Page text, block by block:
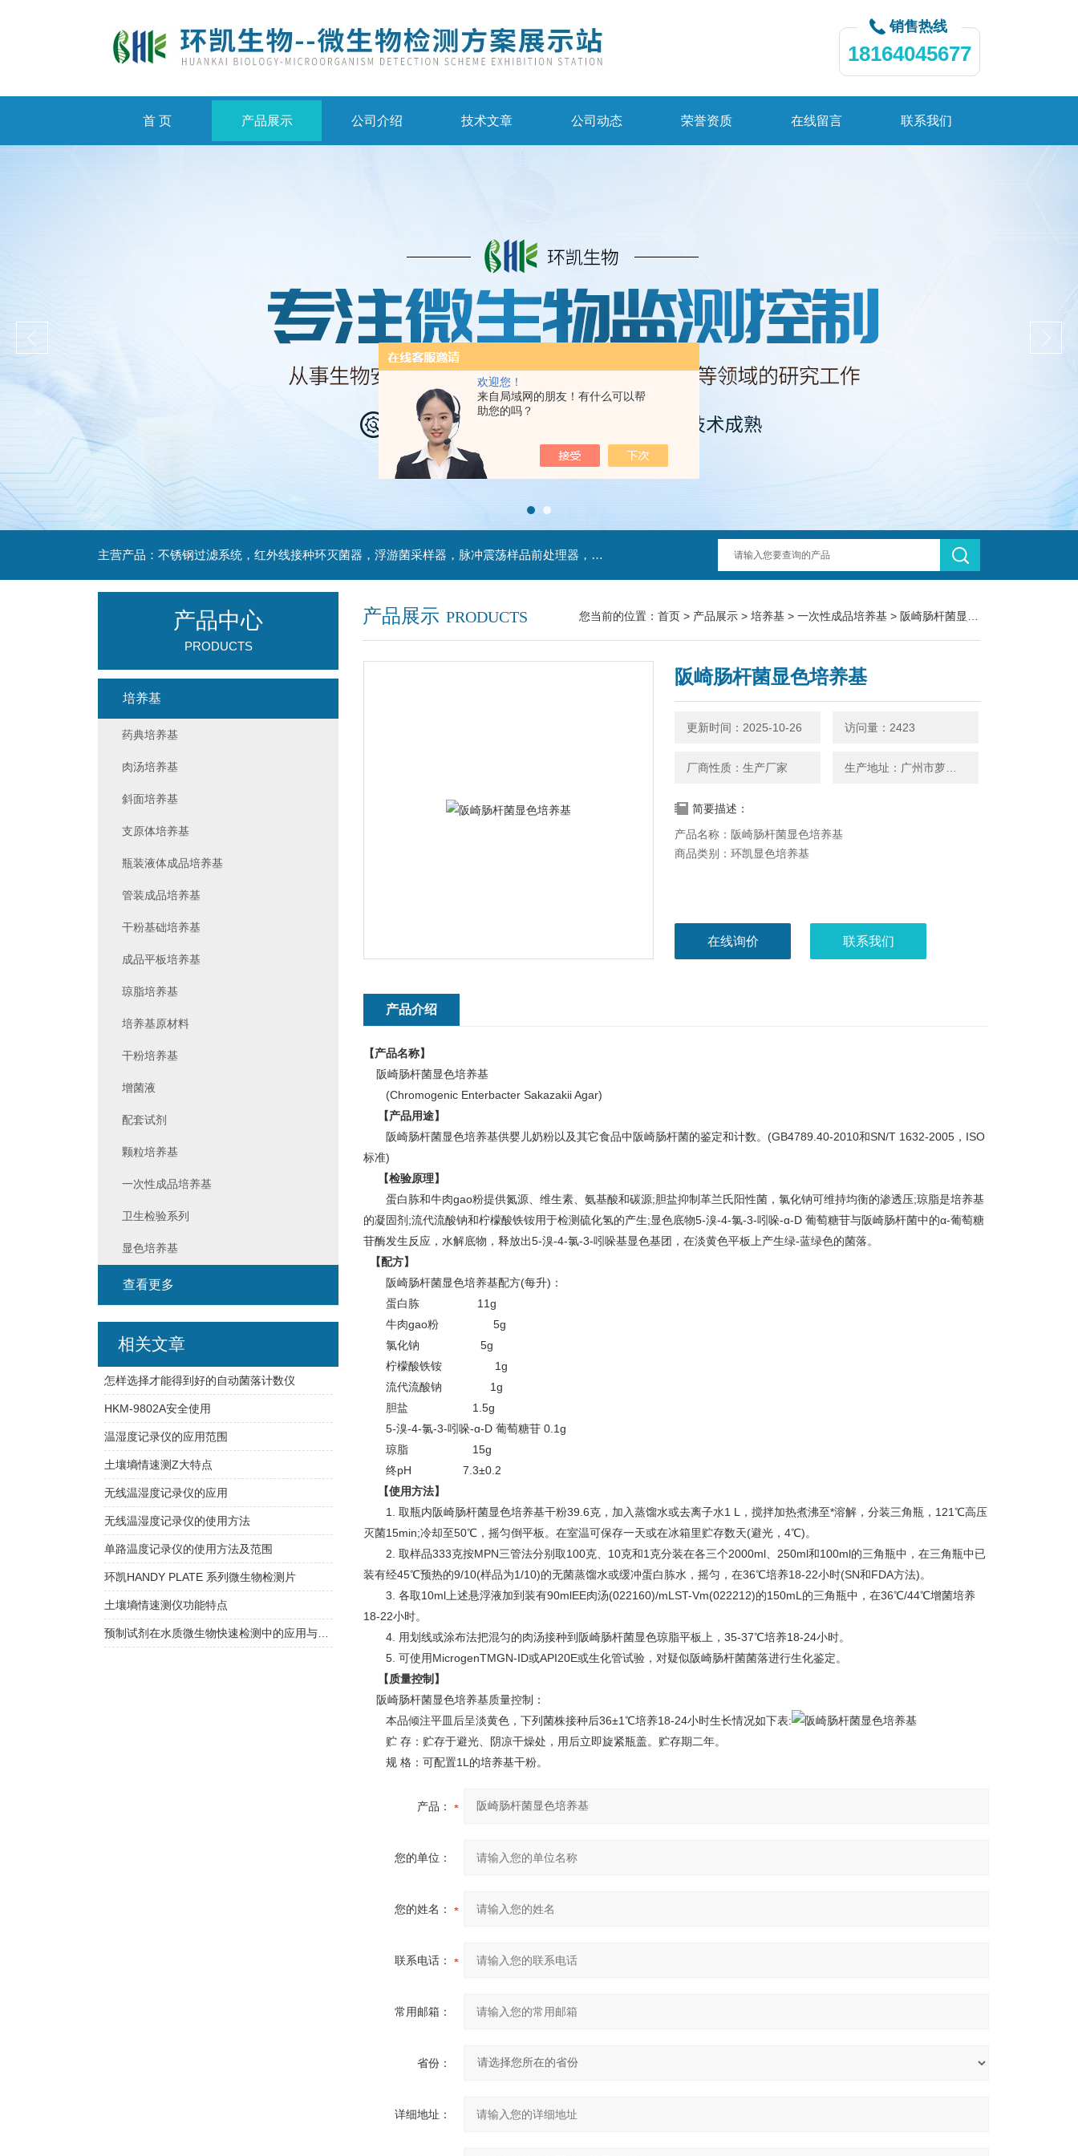
欢迎您！
来自局域网的朋友！有什么可以帮
助您的吗？
销售热线
18164045677
首 页 产品展示 公司介绍 技术文章 公司动态 荣誉资质 在线留言 联系我们
主营产品：不锈钢过滤系统，红外线接种环灭菌器，浮游菌采样器，脉冲震荡样品前处理器，数字化智能电热鼓风干燥箱，数字化智能电热恒温培养箱，实验室设备及环境温湿度监测系统，洁净工作台等实验设仪器设备。
产品展示 PRODUCTS 您当前的位置： 首页 > 产品展示 > 培养基 > 一次性成品培养基 > 阪崎肠杆菌显色培养基
阪崎肠杆菌显色培养基
更新时间：2025-10-26 访问量：2423
厂商性质：生产厂家
简要描述：
产品名称：阪崎肠杆菌显色培养基
商品类别：环凯显色培养基
在线询价 联系我们
产品介绍
【产品名称】
阪崎肠杆菌显色培养基
(Chromogenic Enterbacter Sakazakii Agar)
【产品用途】
阪崎肠杆菌显色培养基供婴儿奶粉以及其它食品中阪崎肠杆菌的鉴定和计数。(GB4789.40-2010和SN/T 1632-2005，ISO
标准)
【检验原理】
蛋白胨和牛肉gao粉提供氮源、维生素、氨基酸和碳源;胆盐抑制革兰氏阳性菌，氯化钠可维持均衡的渗透压;琼脂是培养基
的凝固剂;流代流酸钠和柠檬酸铁铵用于检测硫化氢的产生;显色底物5-溴-4-氯-3-吲哚-ɑ-D 葡萄糖苷与阪崎肠杆菌中的α-葡萄糖
苷酶发生反应，水解底物，释放出5-溴-4-氯-3-吲哚基显色基团，在淡黄色平板上产生绿-蓝绿色的菌落。
【配方】
阪崎肠杆菌显色培养基配方(每升)：
蛋白胨 11g
牛肉gao粉 5g
氯化钠 5g
柠檬酸铁铵 1g
流代流酸钠 1g
胆盐 1.5g
5-溴-4-氯-3-吲哚-ɑ-D 葡萄糖苷 0.1g
琼脂 15g
终pH 7.3±0.2
【使用方法】
1. 取瓶内阪崎肠杆菌显色培养基干粉39.6克，加入蒸馏水或去离子水1 L，搅拌加热煮沸至*溶解，分装三角瓶，121℃高压
灭菌15min;冷却至50℃，摇匀倒平板。在室温可保存一天或在冰箱里贮存数天(避光，4℃)。
2. 取样品333克按MPN三管法分别取100克、10克和1克分装在各三个2000ml、250ml和100ml的三角瓶中，在三角瓶中已
装有经45℃预热的9/10(样品为1/10)的无菌蒸馏水或缓冲蛋白胨水，摇匀，在36℃培养18-22小时(SN和FDA方法)。
3. 各取10ml上述悬浮液加到装有90mlEE肉汤(022160)/mLST-Vm(022212)的150mL的三角瓶中，在36℃/44℃增菌培养
18-22小时。
4. 用划线或涂布法把混匀的肉汤接种到阪崎肠杆菌显色琼脂平板上，35-37℃培养18-24小时。
5. 可使用MicrogenTMGN-ID或API20E或生化管试验，对疑似阪崎肠杆菌菌落进行生化鉴定。
【质量控制】
阪崎肠杆菌显色培养基质量控制：
本品倾注平皿后呈淡黄色，下列菌株接种后36±1℃培养18-24小时生长情况如下表:
贮 存：贮存于避光、阴凉干燥处，用后立即旋紧瓶盖。贮存期二年。
规 格：可配置1L的培养基干粉。
产品：
您的单位：
您的姓名：
联系电话：
常用邮箱：
省份：
详细地址：
产品中心
PRODUCTS
培养基
药典培养基
肉汤培养基
斜面培养基
支原体培养基
瓶装液体成品培养基
管装成品培养基
干粉基础培养基
成品平板培养基
琼脂培养基
培养基原材料
干粉培养基
增菌液
配套试剂
颗粒培养基
一次性成品培养基
卫生检验系列
显色培养基
查看更多
相关文章
怎样选择才能得到好的自动菌落计数仪
HKM-9802A安全使用
温湿度记录仪的应用范围
土壤墒情速测Z大特点
无线温湿度记录仪的应用
无线温湿度记录仪的使用方法
单路温度记录仪的使用方法及范围
环凯HANDY PLATE 系列微生物检测片
土壤墒情速测仪功能特点
预制试剂在水质微生物快速检测中的应用与方法验证指南